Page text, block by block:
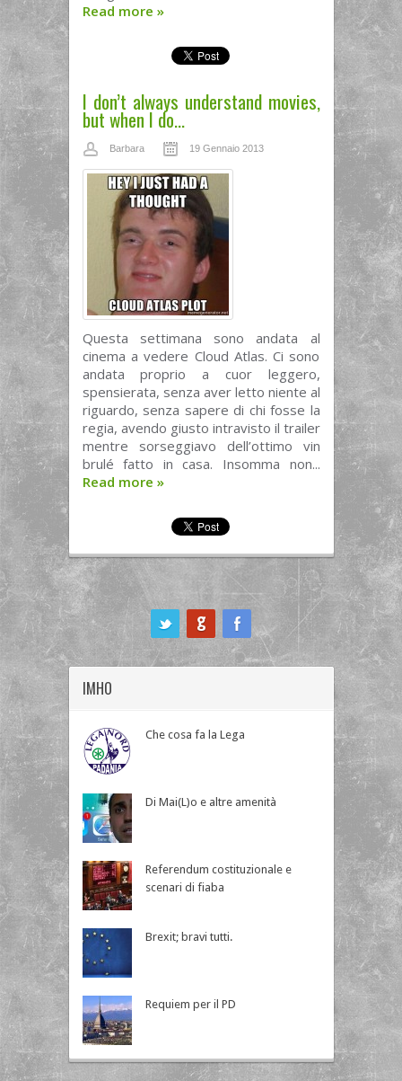
Read more »
I don’t always understand movies,
but when I do…
Barbara 19 Gennaio 2013
Questa settimana sono andata al
cinema a vedere Cloud Atlas. Ci sono
andata proprio a cuor leggero,
spensierata, senza aver letto niente al
riguardo, senza sapere di chi fosse la
regia, avendo giusto intravisto il trailer
mentre sorseggiavo dell’ottimo vin
brulé fatto in casa. Insomma non...
Read more »
IMHO
Che cosa fa la Lega
Di Mai(L)o e altre amenità
Referendum costituzionale e
scenari di fiaba
Brexit; bravi tutti.
Requiem per il PD